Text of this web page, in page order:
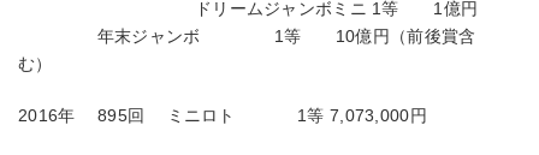
ドリームジャンボミニ 1等 1億円
年末ジャンボ 1等 10億円（前後賞含
む）
2016年 895回 ミニロト 1等 7,073,000円